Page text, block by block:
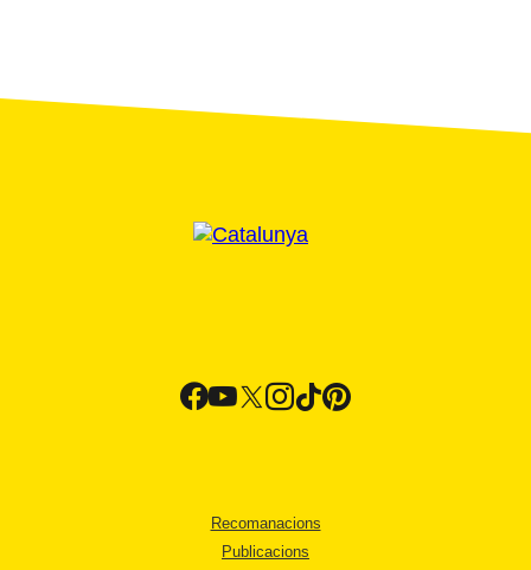
Recomanacions
Publicacions